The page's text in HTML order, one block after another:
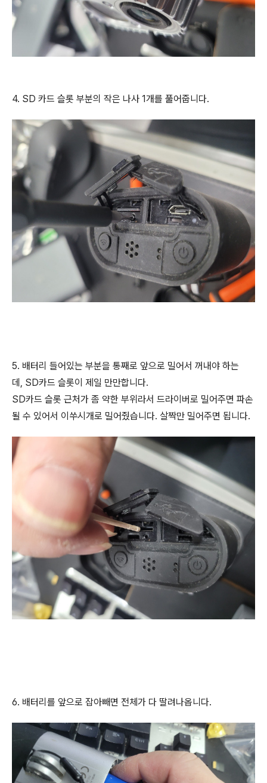
4. SD 카드 슬롯 부분의 작은 나사 1개를 풀어줍니다.
5. 배터리 들어있는 부분을 통째로 앞으로 밀어서 꺼내야 하는
데, SD카드 슬롯이 제일 만만합니다.
SD카드 슬롯 근처가 좀 약한 부위라서 드라이버로 밀어주면 파손
될 수 있어서 이쑤시개로 밀어줬습니다. 살짝만 밀어주면 됩니다.
6. 배터리를 앞으로 잡아빼면 전체가 다 딸려나옵니다.